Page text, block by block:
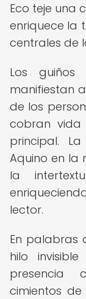
Eco teje una
enriquece la
centrales de
Los
manifiestan
de los
cobran
principal.
Aquino en la
la
lector.
En palabras
hilo
presencia
cimientos